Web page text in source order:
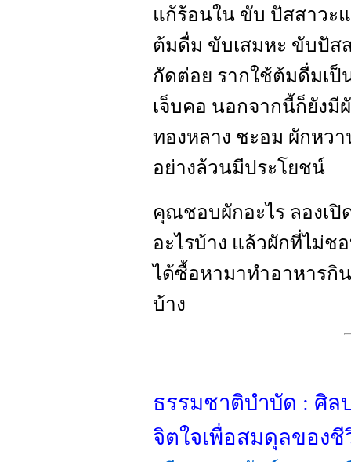
แก้ร้อนใน ขับ ปัสสาวะ
ต้มดื่ม ขับเสมหะ ขับปัส
กัดต่อย รากใช้ต้มดื่มเป็
เจ็บคอ นอกจากนี้ก็ยังมี
ทองหลาง ชะอม ผักหวา
อย่างล้วนมีประโยชน์
คุณชอบผักอะไร ลองเ
อะไรบ้าง แล้วผักที่ไม่ช
ได้ซื้อหามาทำอาหารกิ
บ้าง
ธรรมชาติบำบัด : ศิล
จิตใจเพื่อสมดุลของชี